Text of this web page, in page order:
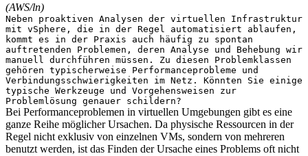
(AWS/ln)
Neben proaktiven Analysen der virtuellen Infrastruktur
mit vSphere, die in der Regel automatisiert ablaufen,
kommt es in der Praxis auch häufig zu spontan
auftretenden Problemen, deren Analyse und Behebung wir
manuell durchführen müssen. Zu diesen Problemklassen
gehören typischerweise Performanceprobleme und
Verbindungsschwierigkeiten im Netz. Könnten Sie einige
typische Werkzeuge und Vorgehensweisen zur
Problemlösung genauer schildern?
Bei Performanceproblemen in virtuellen Umgebungen gibt es eine
ganze Reihe möglicher Ursachen. Da physische Ressourcen in der
Regel nicht exklusiv von einzelnen VMs, sondern von mehreren
benutzt werden, ist das Finden der Ursache eines Problems oft nicht